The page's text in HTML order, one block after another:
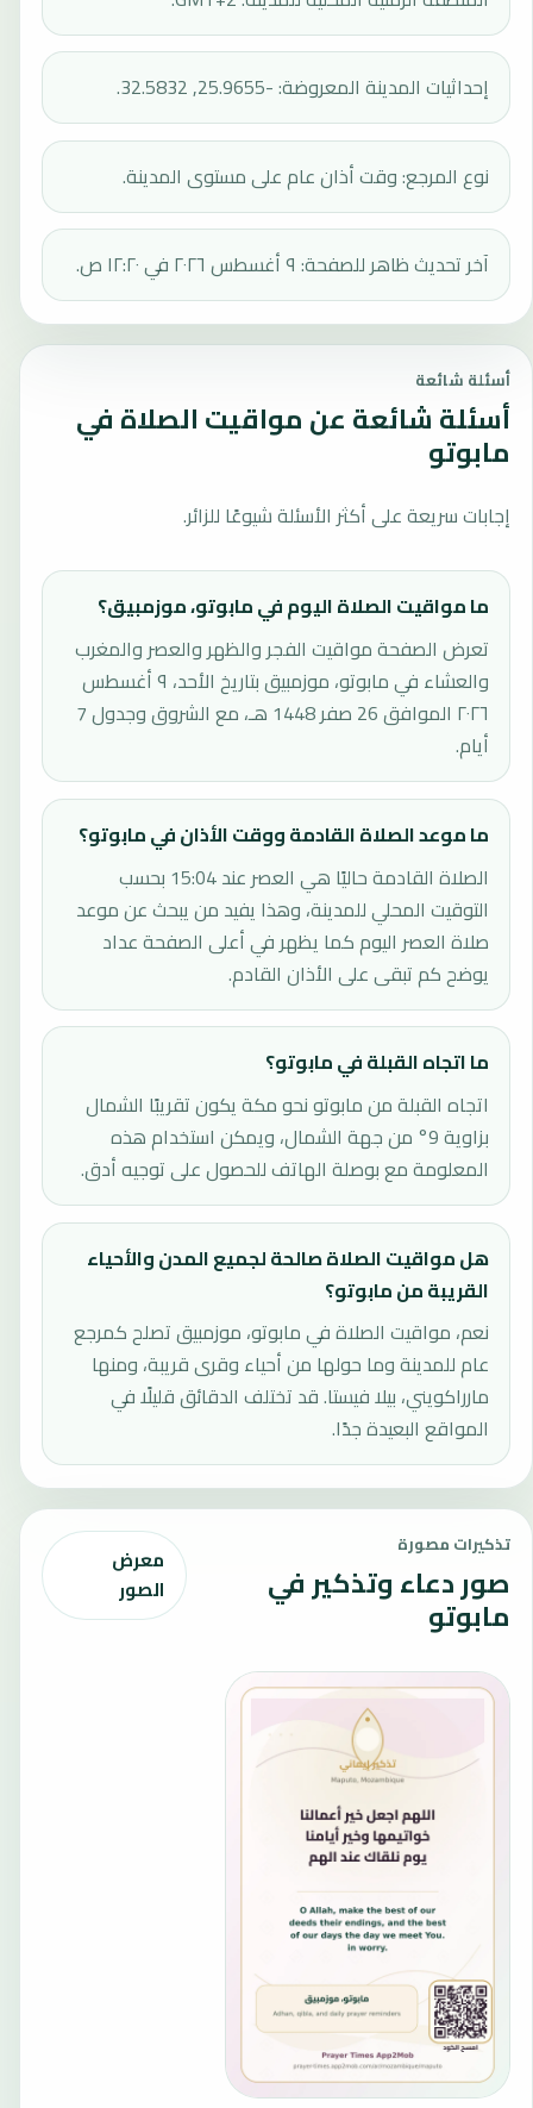
إحداثيات المدينة المعروضة: -25.9655, 32.5832.
نوع المرجع: وقت أذان عام على مستوى المدينة.
آخر تحديث ظاهر للصفحة: ٩ أغسطس ٢٠٢٦ في ١٢:٢٠ ص.
أسئلة شائعة
أسئلة شائعة عن مواقيت الصلاة في
مابوتو
إجابات سريعة على أكثر الأسئلة شيوعًا للزائر.
ما مواقيت الصلاة اليوم في مابوتو، موزمبيق؟
تعرض الصفحة مواقيت الفجر والظهر والعصر والمغرب
والعشاء في مابوتو، موزمبيق بتاريخ الأحد، ٩ أغسطس
٢٠٢٦ الموافق 26 صفر 1448 هـ، مع الشروق وجدول 7
أيام.
ما موعد الصلاة القادمة ووقت الأذان في مابوتو؟
الصلاة القادمة حاليًا هي العصر عند 15:04 بحسب
التوقيت المحلي للمدينة، وهذا يفيد من يبحث عن موعد
صلاة العصر اليوم كما يظهر في أعلى الصفحة عداد
يوضح كم تبقى على الأذان القادم.
ما اتجاه القبلة في مابوتو؟
اتجاه القبلة من مابوتو نحو مكة يكون تقريبًا الشمال
بزاوية 9° من جهة الشمال، ويمكن استخدام هذه
المعلومة مع بوصلة الهاتف للحصول على توجيه أدق.
هل مواقيت الصلاة صالحة لجميع المدن والأحياء
القريبة من مابوتو؟
نعم، مواقيت الصلاة في مابوتو، موزمبيق تصلح كمرجع
عام للمدينة وما حولها من أحياء وقرى قريبة، ومنها
مارراكويني، بيلا فيستا. قد تختلف الدقائق قليلًا في
المواقع البعيدة جدًا.
تذكيرات مصورة
صور دعاء وتذكير في
مابوتو
معرض
الصور